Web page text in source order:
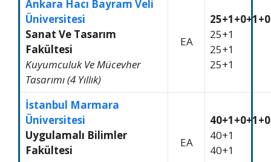
Ankara Hacı Bayram Veli
Üniversitesi
Sanat Ve Tasarım
Fakültesi
Kuyumculuk Ve Mücevher
Tasarımı (4 Yıllık)
EA
25+1+0+1+0
25+1
25+1
25+1
İstanbul Marmara
Üniversitesi
Uygulamalı Bilimler
Fakültesi
EA
40+1+0+1+0
40+1
40+1